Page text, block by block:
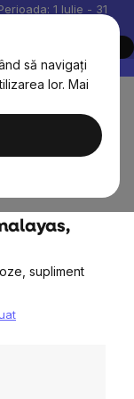
să navigați
lor. Mai
1 Iulie - 31
noastre sunt
Coş
de
supliment